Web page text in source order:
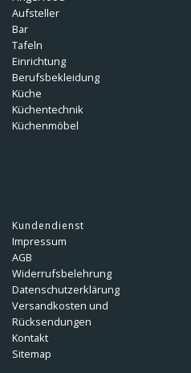
Aufsteller
Bar
Tafeln
Einrichtung
Berufsbekleidung
Küche
Küchentechnik
Küchenmöbel
Kundendienst
Impressum
AGB
Widerrufsbelehrung
Datenschutzerklärung
Versandkosten und
Rücksendungen
Kontakt
Sitemap